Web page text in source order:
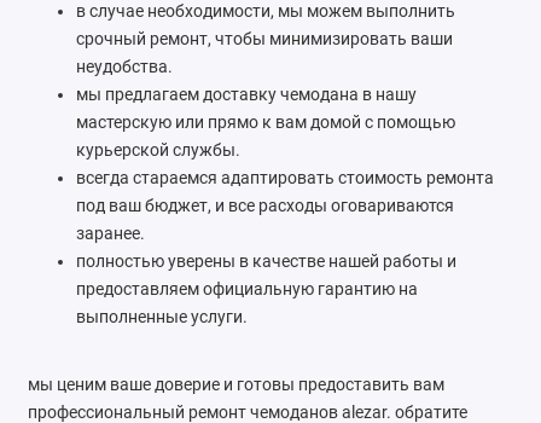
в случае необходимости, мы можем выполнить
срочный ремонт, чтобы минимизировать ваши
неудобства.
мы предлагаем доставку чемодана в нашу
мастерскую или прямо к вам домой с помощью
курьерской службы.
всегда стараемся адаптировать стоимость ремонта
под ваш бюджет, и все расходы оговариваются
заранее.
полностью уверены в качестве нашей работы и
предоставляем официальную гарантию на
выполненные услуги.
мы ценим ваше доверие и готовы предоставить вам
профессиональный ремонт чемоданов alezar. обратите